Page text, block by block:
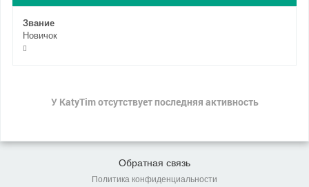
Звание
Новичок
У KatyTim отсутствует последняя активность
Обратная связь
Политика конфиденциальности